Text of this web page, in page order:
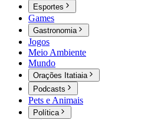
Esportes
Games
Gastronomia
Jogos
Meio Ambiente
Mundo
Orações Itatiaia
Podcasts
Pets e Animais
Política